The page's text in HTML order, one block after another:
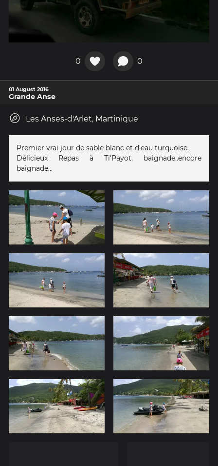
0 0
01 August 2016
Grande Anse
Les Anses-d'Arlet, Martinique
Premier vrai jour de sable blanc et d'eau turquoise.
Délicieux Repas à Ti'Payot, baignade..encore
baignade...